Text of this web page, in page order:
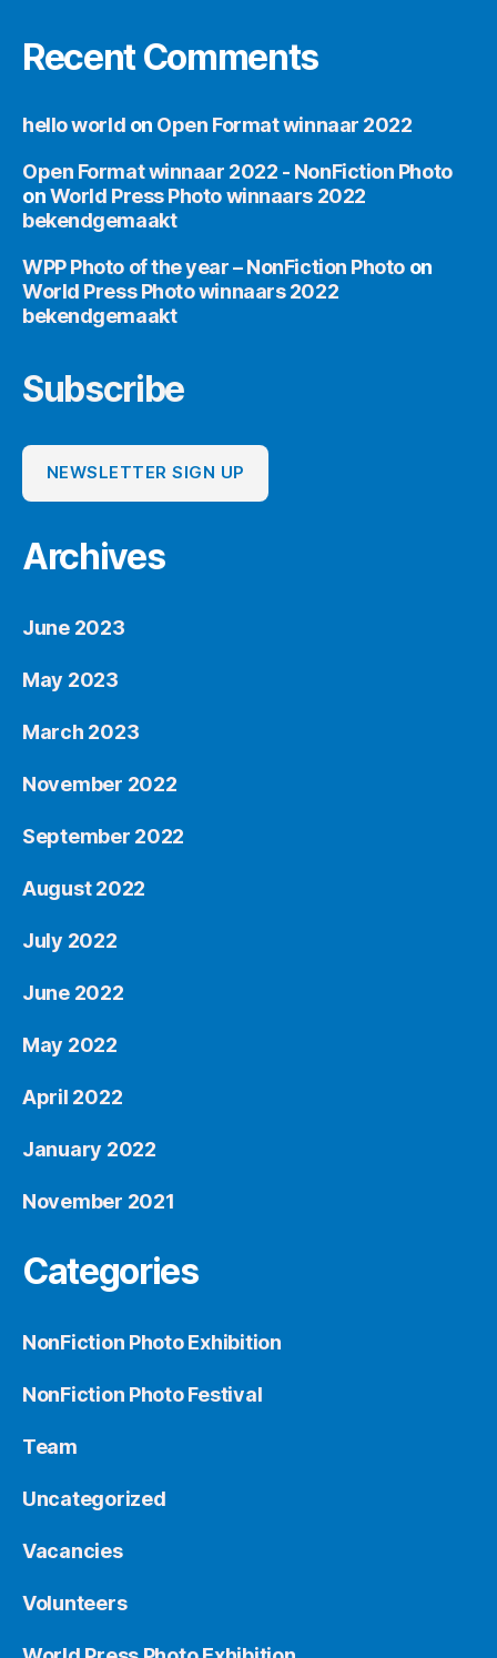
Recent Comments
hello world on Open Format winnaar 2022
Open Format winnaar 2022 - NonFiction Photo
onWorld Press Photo winnaars 2022
bekendgemaakt
WPP Photo of the year – NonFiction Photo on
World Press Photo winnaars 2022
bekendgemaakt
Subscribe
NEWSLETTER SIGN UP
Archives
June 2023
May 2023
March 2023
November 2022
September 2022
August 2022
July 2022
June 2022
May 2022
April 2022
January 2022
November 2021
Categories
NonFiction Photo Exhibition
NonFiction Photo Festival
Team
Uncategorized
Vacancies
Volunteers